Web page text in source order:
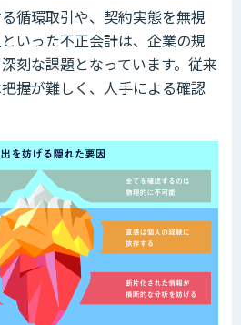
循環取引や、契約実態を無視
いった不正会計は、企業の規
刻な課題となっています。従来
握が難しく、人手による確認